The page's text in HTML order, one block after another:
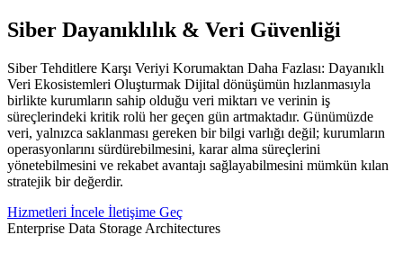
Siber Dayanıklılık & Veri Güvenliği
Siber Tehditlere Karşı Veriyi Korumaktan Daha Fazlası: Dayanıklı
Veri Ekosistemleri Oluşturmak Dijital dönüşümün hızlanmasıyla
birlikte kurumların sahip olduğu veri miktarı ve verinin iş
süreçlerindeki kritik rolü her geçen gün artmaktadır. Günümüzde
veri, yalnızca saklanması gereken bir bilgi varlığı değil; kurumların
operasyonlarını sürdürebilmesini, karar alma süreçlerini
yönetebilmesini ve rekabet avantajı sağlayabilmesini mümkün kılan
stratejik bir değerdir.
Hizmetleri İncele İletişime Geç
Enterprise Data Storage Architectures